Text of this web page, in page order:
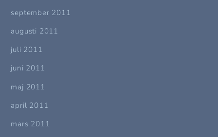
september 2011
augusti 2011
juli 2011
juni 2011
maj 2011
april 2011
mars 2011